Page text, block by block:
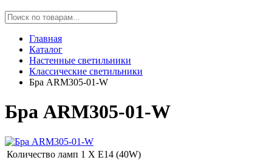
Главная
Каталог
Настенные светильники
Классические светильники
Бра ARM305-01-W
Бра ARM305-01-W
Количество ламп 1 Х E14 (40W)